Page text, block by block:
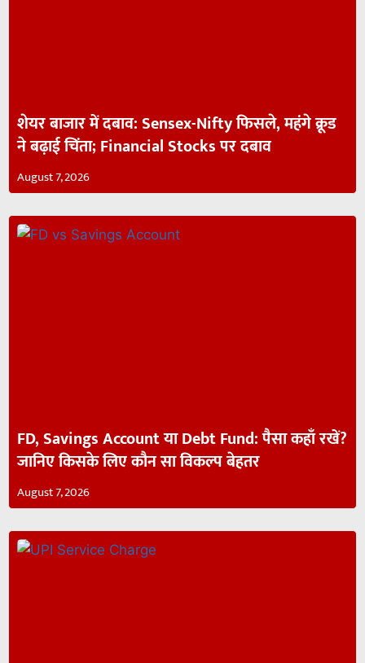
शेयर बाजार में दबाव: Sensex-Nifty फिसले, महंगे क्रूड
ने बढ़ाई चिंता; Financial Stocks पर दबाव
August 7, 2026
FD, Savings Account या Debt Fund: पैसा कहाँ रखें?
जानिए किसके लिए कौन सा विकल्प बेहतर
August 7, 2026